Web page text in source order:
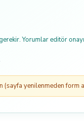
Yorumlar editör
yenilenmeden form